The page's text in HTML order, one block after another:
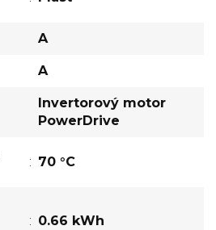
A
A
Invertorový motor
PowerDrive
: 70 °C
: 0.66 kWh